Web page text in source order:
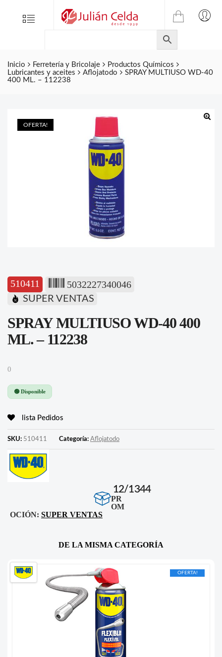
Menu
TIENDA
ONLINE
DE
JULIAN
CELDA
Inicio Ferretería y Bricolaje
Productos Químicos
Lubricantes y aceites
Aflojatodo
SPRAY MULTIUSO WD-40
400 ML. – 112238
OFERTA!
510411 5032227340046
SUPER VENTAS
SPRAY MULTIUSO WD-40 400
ML. – 112238
0
🟢 Disponible
lista Pedidos
SKU: 510411 Categoría: Aflojatodo
12/1344
PR
OM
OCIÓN: SUPER VENTAS
DE LA MISMA CATEGORÍA
OFERTA!
Folletos
Contacto